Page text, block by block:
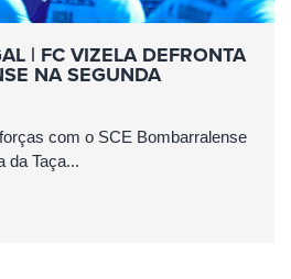
| FC VIZELA DEFRONTA
NA SEGUNDA
com o SCE Bombarralense
da Taça...